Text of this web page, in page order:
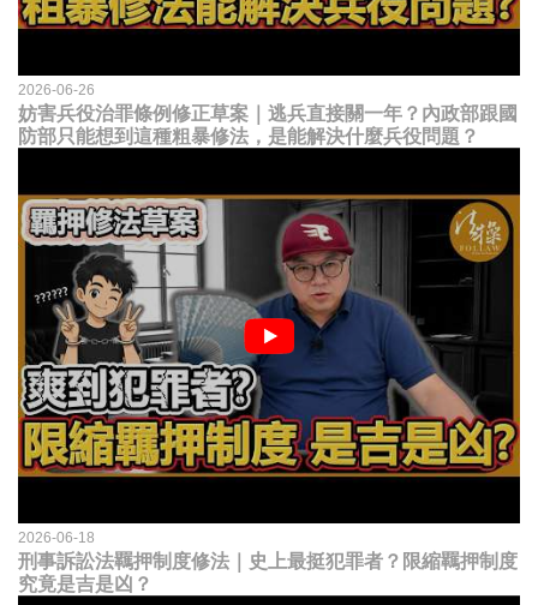
2026-06-26
妨害兵役治罪條例修正草案｜逃兵直接關一年？內政部跟國
防部只能想到這種粗暴修法，是能解決什麼兵役問題？
2026-06-18
刑事訴訟法羈押制度修法｜史上最挺犯罪者？限縮羈押制度
究竟是吉是凶？